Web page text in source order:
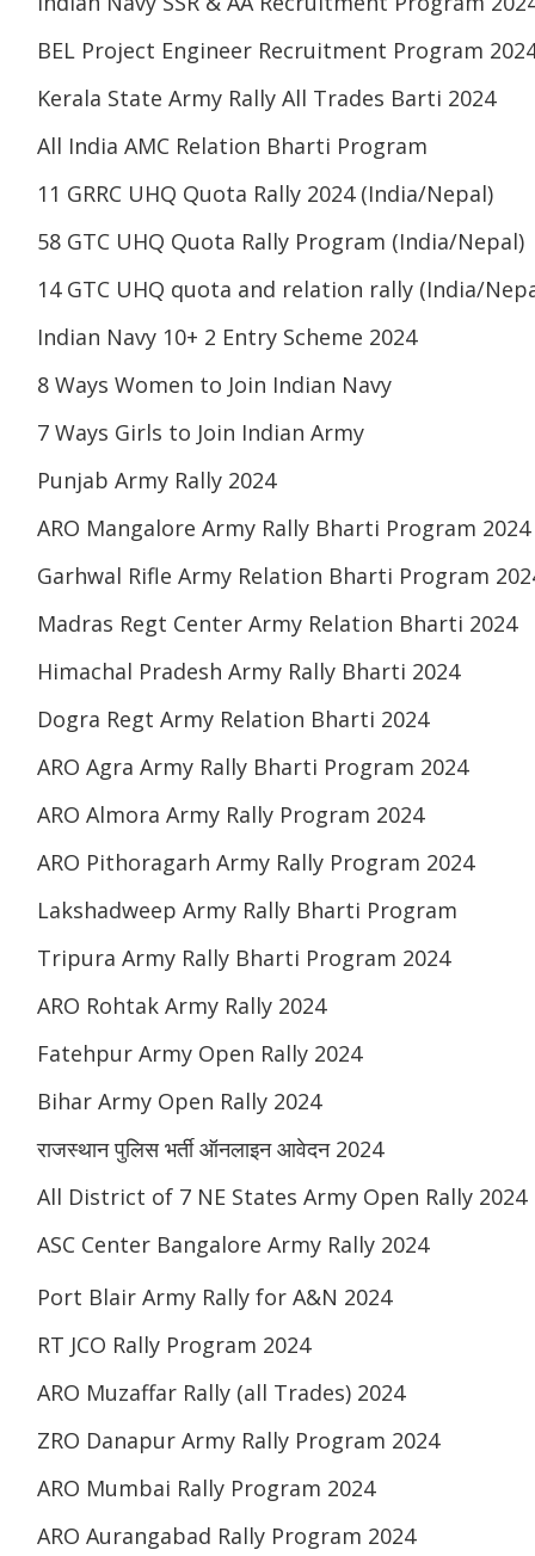
BEL Project Engineer Recruitment Program
Kerala State Army Rally All Trades Barti 2024
All India AMC Relation Bharti Program
11 GRRC UHQ Quota Rally 2024 (India/Nepal)
58 GTC UHQ Quota Rally Program (India/Nepal)
14 GTC UHQ quota and relation rally (India/
Indian Navy 10+ 2 Entry Scheme 2024
8 Ways Women to Join Indian Navy
7 Ways Girls to Join Indian Army
Punjab Army Rally 2024
ARO Mangalore Army Rally Bharti Program 2024
Garhwal Rifle Army Relation Bharti Program
Madras Regt Center Army Relation Bharti 2024
Himachal Pradesh Army Rally Bharti 2024
Dogra Regt Army Relation Bharti 2024
ARO Agra Army Rally Bharti Program 2024
ARO Almora Army Rally Program 2024
ARO Pithoragarh Army Rally Program 2024
Lakshadweep Army Rally Bharti Program
Tripura Army Rally Bharti Program 2024
ARO Rohtak Army Rally 2024
Fatehpur Army Open Rally 2024
Bihar Army Open Rally 2024
राजस्थान पुलिस भर्ती ऑनलाइन आवेदन 2024
All District of 7 NE States Army Open Rally 2024
ASC Center Bangalore Army Rally 2024
Port Blair Army Rally for A&N 2024
RT JCO Rally Program 2024
ARO Muzaffar Rally (all Trades) 2024
ZRO Danapur Army Rally Program 2024
ARO Mumbai Rally Program 2024
ARO Aurangabad Rally Program 2024